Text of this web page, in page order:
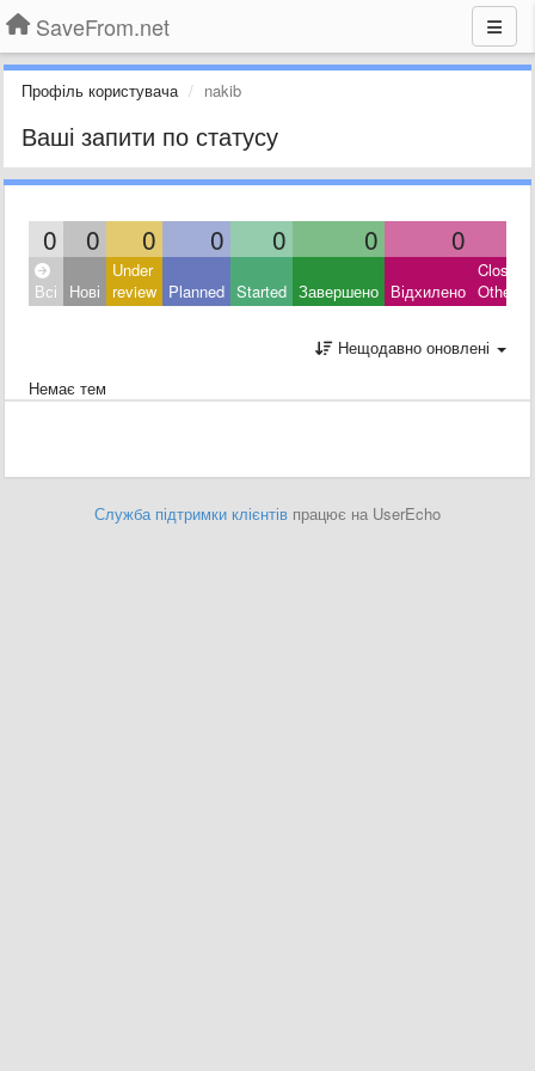
SaveFrom.net
Профіль користувача nakib
Ваші запити по статусу
0 0 0 0 0 0 0
Всі Нові
Under
review Planned Started Завершено Відхилено
Closed:
Other
Нещодавно оновлені
Немає тем
Служба підтримки клієнтів працює на UserEcho